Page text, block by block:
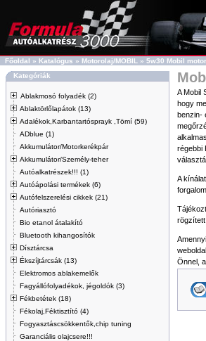
Főoldal » Katalógus » Motorolaj/MOBIL » 5w30 Mobil
Kategóriák
Ablakmosó folyadék (2)
Ablaktörlőlapátok (13)
Adalékok,Karbantartósprayk ,Tömí (59)
ADblue (1)
Akkumulátor/Motorkerékpár
Akkumulátor/Személy-teher
Autóalkatrészek!!! (1)
Autóápolási termékek (6)
Autófelszerelési cikkek (21)
Autóriasztó
Bio etanol átalakító
Bluetooth kihangosítók
Dísztárcsa
Ékszíjtárcsák (13)
Elektromos ablakemelők
Fagyállófolyadékok, jégoldók (3)
Fékbetétek (18)
Fékolaj,Féktisztító (4)
Fogyasztáscsökkentők,chip tuning
Garanciális olajcsere!!!
A Mobil
hogy
benzin-
régebbi
A
Önnel,